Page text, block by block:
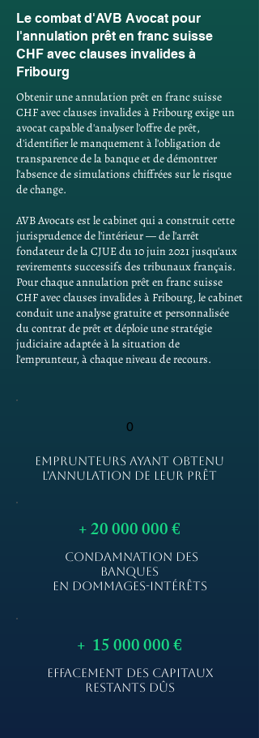
Le combat d'AVB Avocat pour
l'annulation prêt en franc suisse
CHF avec clauses invalides à
Fribourg
Obtenir une annulation prêt en franc suisse
CHF avec clauses invalides à Fribourg exige un
avocat capable d'analyser l'offre de prêt,
d'identifier le manquement à l'obligation de
transparence de la banque et de démontrer
l'absence de simulations chiffrées sur le risque
de change.
AVB Avocats est le cabinet qui a construit cette
jurisprudence de l'intérieur — de l'arrêt
fondateur de la CJUE du 10 juin 2021 jusqu'aux
revirements successifs des tribunaux français.
Pour chaque annulation prêt en franc suisse
CHF avec clauses invalides à Fribourg, le cabinet
conduit une analyse gratuite et personnalisée
du contrat de prêt et déploie une stratégie
judiciaire adaptée à la situation de
l'emprunteur, à chaque niveau de recours.
0
EMPRUNTEURS AYANT OBTENU
L'ANNULATION DE LEUR PRÊT
+20 000 000€
CONDAMNATION DES
BANQUES
EN DOMMAGES-INTÉRÊTS
+ 15 000 000€
EFFACEMENT DES CAPITAUX
RESTANTS DÛS